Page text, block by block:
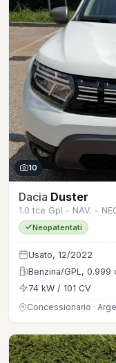
10
Dacia Duster
1.0 tce Gpl - NAV. -
Neopatentati
Usato, 12/2022
Benzina/GPL, 0.999
74 kW / 101 CV
Concessionario ·